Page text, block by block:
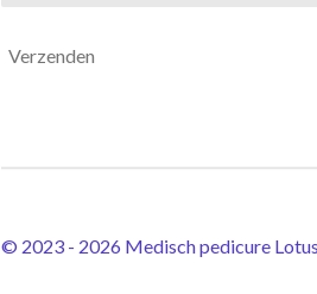
Verzenden
© 2023 - 2026 Medisch pedicure